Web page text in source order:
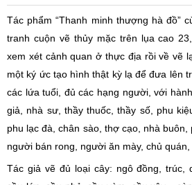
Tác phẩm “Thanh minh thượng hà đồ”
tranh cuộn vẽ thủy mặc trên lụa cao
xem xét cảnh quan ở thực địa rồi về vẽ
một ký ức tạo hình thật kỳ lạ để đưa lên
các lứa tuổi, đủ các hạng người, với
giả, nhà sư, thầy thuốc, thầy số, phu
phu lạc đà, chân sào, thợ cạo, nhà buôn,
người bán rong, người ăn mày, chủ quán,
Tác giả vẽ đủ loại cây: ngô đồng, trúc,